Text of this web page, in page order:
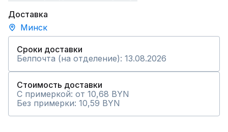
Доставка
Минск
Сроки доставки
Белпочта (на отделение): 13.08.2026
Стоимость доставки
С примеркой: от 10,68 BYN
Без примерки: 10,59 BYN